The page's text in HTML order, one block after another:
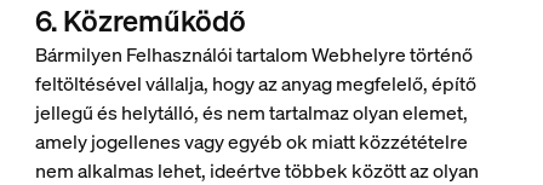
6. Közreműködő
Bármilyen Felhasználói tartalom Webhelyre történő
feltöltésével vállalja, hogy az anyag megfelelő, építő
jellegű és helytálló, és nem tartalmaz olyan elemet,
amely jogellenes vagy egyéb ok miatt közzétételre
nem alkalmas lehet, ideértve többek között az olyan